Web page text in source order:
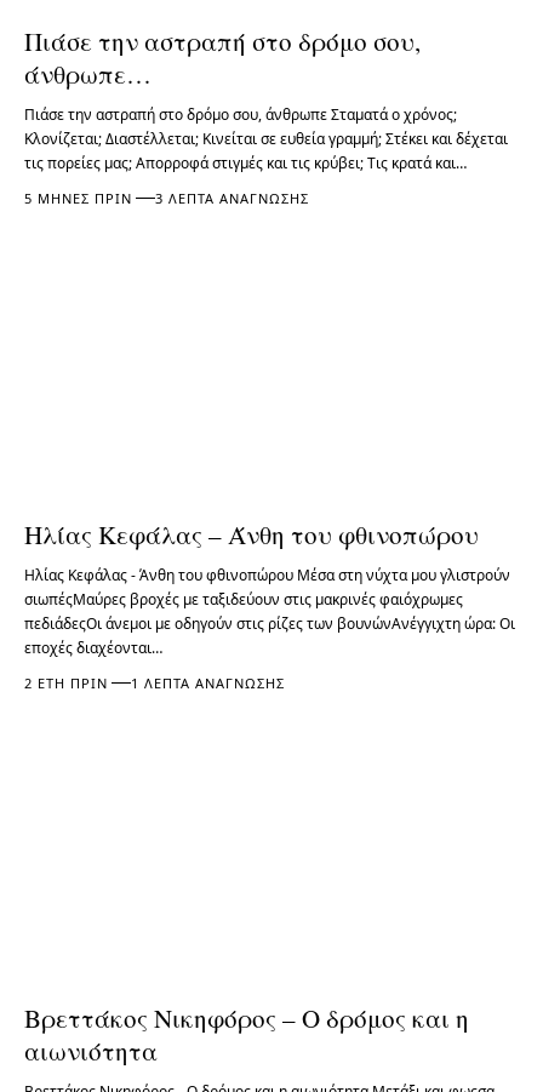
Πιάσε την αστραπή στο δρόμο σου,
άνθρωπε…
Πιάσε την αστραπή στο δρόμο σου, άνθρωπε Σταματά ο χρόνος;
Κλονίζεται; Διαστέλλεται; Κινείται σε ευθεία γραμμή; Στέκει και δέχεται
τις πορείες μας; Απορροφά στιγμές και τις κρύβει; Τις κρατά και…
5 ΜΉΝΕΣ ΠΡΙΝ 3 ΛΕΠΤΆ ΑΝΆΓΝΩΣΗΣ
Ηλίας Κεφάλας – Άνθη του φθινοπώρου
Ηλίας Κεφάλας - Άνθη του φθινοπώρου Μέσα στη νύχτα μου γλιστρούν
σιωπέςΜαύρες βροχές με ταξιδεύουν στις μακρινές φαιόχρωμες
πεδιάδεςΟι άνεμοι με οδηγούν στις ρίζες των βουνώνΑνέγγιχτη ώρα: Οι
εποχές διαχέονται…
2 ΈΤΗ ΠΡΙΝ 1 ΛΕΠΤΆ ΑΝΆΓΝΩΣΗΣ
Βρεττάκος Νικηφόρος – Ο δρόμος και η
αιωνιότητα